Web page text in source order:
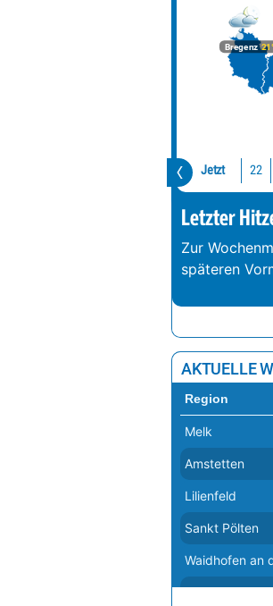
Bregenz
Jetzt 22
Letzter
Zur
späteren
AKTUELLE
Region
Melk
Amstetten
Lilienfeld
Sankt Pölten
Waidhofen an
Hollabrunn